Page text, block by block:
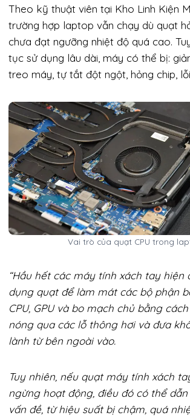
Theo kỹ thuật viên tại Kho Linh Kiện
trường hợp laptop vẫn chạy dù quạt
chưa đạt ngưỡng nhiệt độ quá cao.
tục sử dụng lâu dài, máy có thể bị:
treo máy, tự tắt đột ngột, hỏng chip,
Vai trò của quạt CPU trong
“Hầu hết các máy tính xách tay hiện
dụng quạt để làm mát các bộ phận
CPU, GPU và bo mạch chủ bằng
nóng qua các lỗ thông hơi và đưa
lành từ bên ngoài vào.
Tuy nhiên, nếu quạt máy tính xách
ngừng hoạt động, điều đó có thể
vấn đề, từ hiệu suất bị chậm, quá